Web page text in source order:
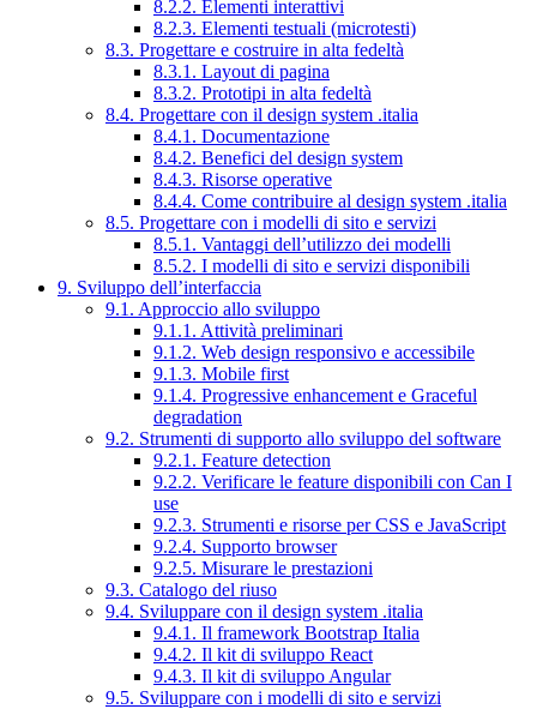
8.2.2. Elementi interattivi
8.2.3. Elementi testuali (microtesti)
8.3. Progettare e costruire in alta fedeltà
8.3.1. Layout di pagina
8.3.2. Prototipi in alta fedeltà
8.4. Progettare con il design system .italia
8.4.1. Documentazione
8.4.2. Benefici del design system
8.4.3. Risorse operative
8.4.4. Come contribuire al design system .italia
8.5. Progettare con i modelli di sito e servizi
8.5.1. Vantaggi dell’utilizzo dei modelli
8.5.2. I modelli di sito e servizi disponibili
9. Sviluppo dell’interfaccia
9.1. Approccio allo sviluppo
9.1.1. Attività preliminari
9.1.2. Web design responsivo e accessibile
9.1.3. Mobile first
9.1.4. Progressive enhancement e Graceful
degradation
9.2. Strumenti di supporto allo sviluppo del software
9.2.1. Feature detection
9.2.2. Verificare le feature disponibili con Can I
use
9.2.3. Strumenti e risorse per CSS e JavaScript
9.2.4. Supporto browser
9.2.5. Misurare le prestazioni
9.3. Catalogo del riuso
9.4. Sviluppare con il design system .italia
9.4.1. Il framework Bootstrap Italia
9.4.2. Il kit di sviluppo React
9.4.3. Il kit di sviluppo Angular
9.5. Sviluppare con i modelli di sito e servizi